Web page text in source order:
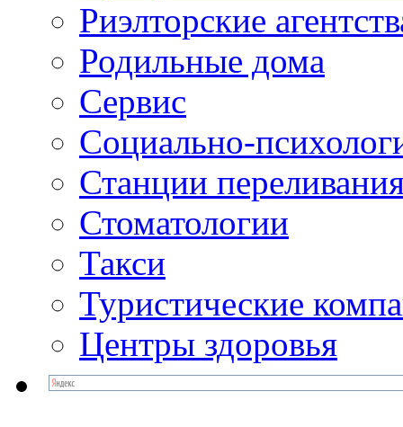
Риэлторские
Родильные дома
Сервис
Социально-
Станции
Стоматологии
Такси
Туристические
Центры здоровья